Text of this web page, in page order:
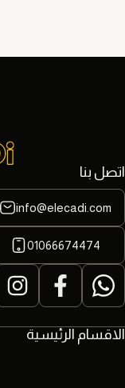
الاقسام الرئيسية
اتصل بنا
info@elecadi.com
01066674474